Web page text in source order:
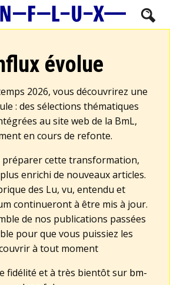
évolue
2026, vous découvrirez une
: des sélections thématiques
au site web de la BmL,
en cours de refonte.
préparer cette transformation,
enrichi de nouveaux articles.
des Lu, vu, entendu et
continueront à être mis à jour.
de nos publications passées
pour que vous puissiez les
à tout moment
fidélité et à très bientôt sur bm-